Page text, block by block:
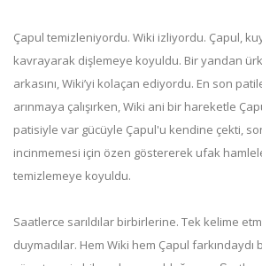
Çapul temizleniyordu. Wiki izliyordu. Çapul,
kavrayarak dişlemeye koyuldu. Bir yandan
arkasını, Wiki’yi kolaçan ediyordu. En son
arınmaya çalışırken, Wiki ani bir hareketle
patisiyle var gücüyle Çapul'u kendine çekti,
incinmemesi için özen göstererek ufak
temizlemeye koyuldu.
Saatlerce sarıldılar birbirlerine. Tek kelime
duymadılar. Hem Wiki hem Çapul